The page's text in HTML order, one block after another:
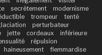
secrètement
modernisme
trompeur
tenté
perturbateur
jette cordeaux
inférieure
répulsion
haineusement
flemmardise